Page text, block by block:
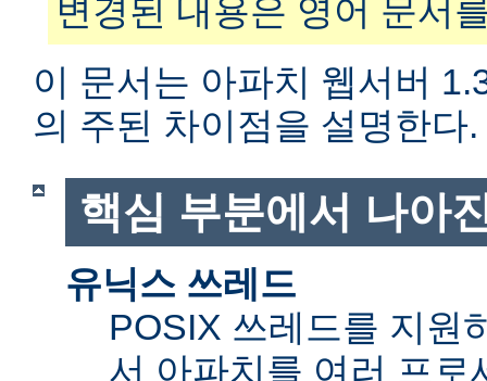
변경된 내용은 영어 문서
이 문서는 아파치 웹서버
의 주된 차이점을 설명한다.
핵심 부분에서 나아
유닉스 쓰레드
POSIX 쓰레드를 지원
서 아파치를 여러 프로